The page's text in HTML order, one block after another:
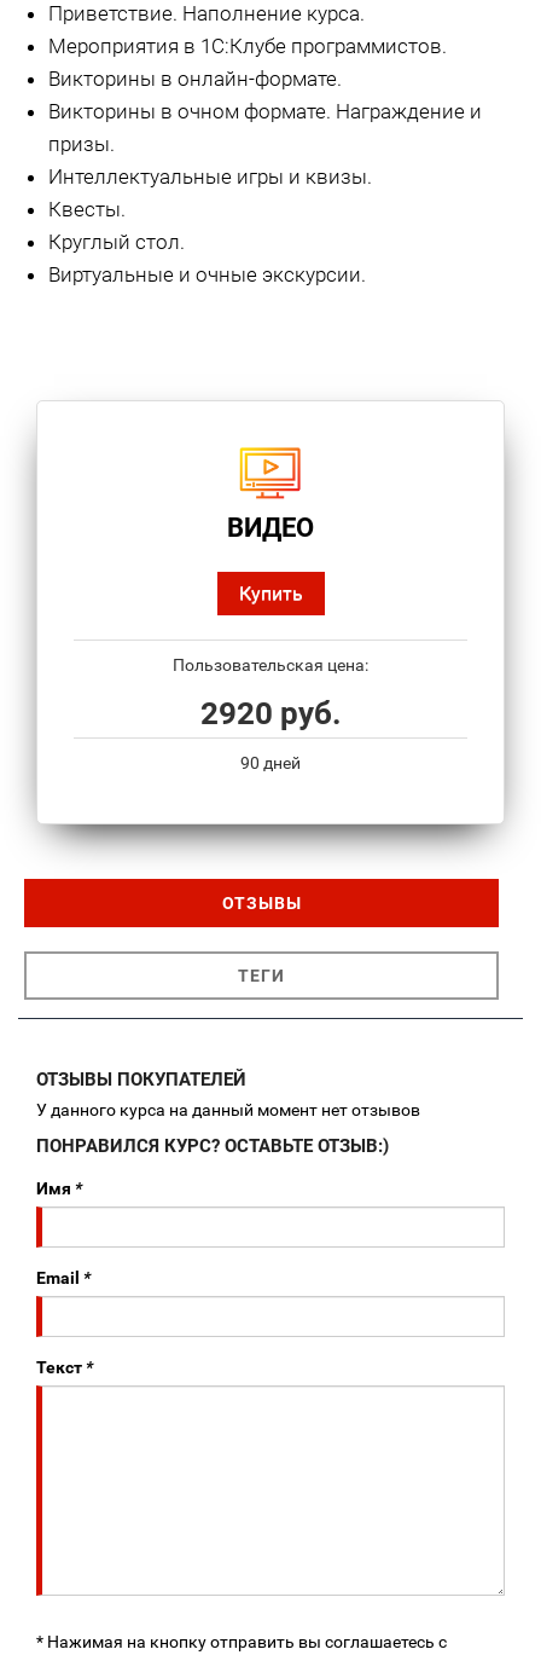
Приветствие. Наполнение курса.
Мероприятия в 1С:Клубе программистов.
Викторины в онлайн-формате.
Викторины в очном формате. Награждение и
призы.
Интеллектуальные игры и квизы.
Квесты.
Круглый стол.
Виртуальные и очные экскурсии.
ВИДЕО
Купить
Пользовательская цена:
2920 руб.
90 дней
ОТЗЫВЫ
ТЕГИ
ОТЗЫВЫ ПОКУПАТЕЛЕЙ
У данного курса на данный момент нет отзывов
ПОНРАВИЛСЯ КУРС? ОСТАВЬТЕ ОТЗЫВ:)
Имя *
Email *
Текст*
* Нажимая на кнопку отправить вы соглашаетесь с